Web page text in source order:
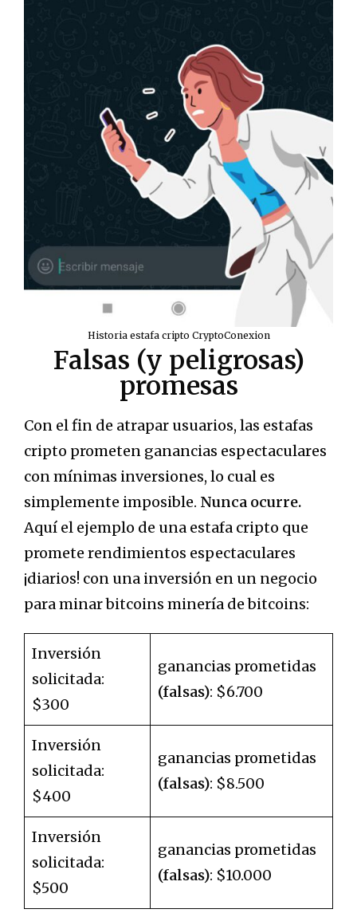
Historia estafa cripto CryptoConexion
Falsas (y peligrosas)
promesas
Con el fin de atrapar usuarios, las estafas
cripto prometen ganancias espectaculares
con mínimas inversiones, lo cual es
simplemente imposible. Nunca ocurre.
Aquí el ejemplo de una estafa cripto que
promete rendimientos espectaculares
¡diarios! con una inversión en un negocio
para minar bitcoins minería de bitcoins:
Inversión
solicitada:
$300
ganancias prometidas
(falsas): $6.700
Inversión
solicitada:
$400
ganancias prometidas
(falsas): $8.500
Inversión
solicitada:
$500
ganancias prometidas
(falsas): $10.000